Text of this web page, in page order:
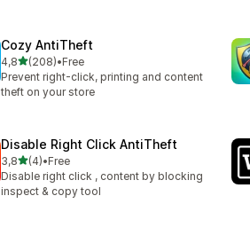
Cozy AntiTheft
4,8z 5 hvězd
(208)
Celkový počet recenzí: 208
•Free
Prevent right-click, printing and content
theft on your store
Disable Right Click AntiTheft
3,8z 5 hvězd
(4)
Celkový počet recenzí: 4
•Free
Disable right click , content by blocking
inspect & copy tool